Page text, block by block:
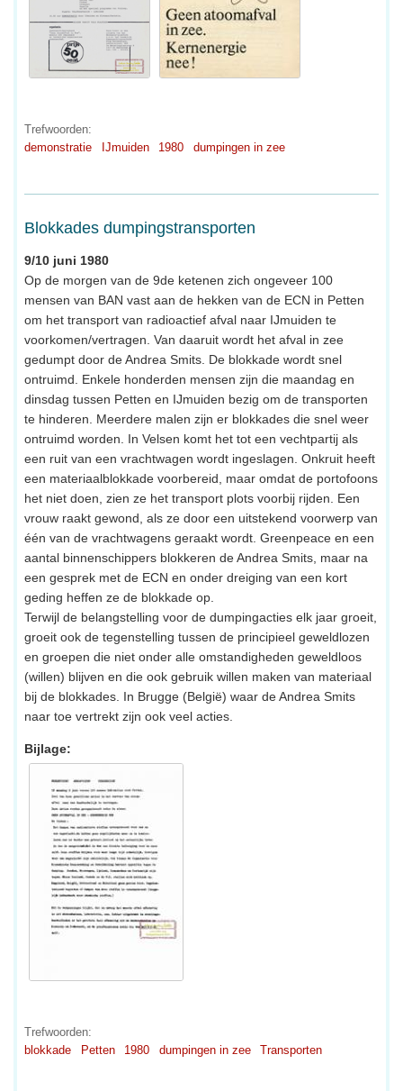
Trefwoorden:
demonstratie
IJmuiden 1980 dumpingen in zee
Blokkades dumpingstransporten
9/10 juni 1980
Op de morgen van de 9de ketenen zich ongeveer 100
mensen van BAN vast aan de hekken van de ECN in Petten
om het transport van radioactief afval naar IJmuiden te
voorkomen/vertragen. Van daaruit wordt het afval in zee
gedumpt door de Andrea Smits. De blokkade wordt snel
ontruimd. Enkele honderden mensen zijn die maandag en
dinsdag tussen Petten en IJmuiden bezig om de transporten
te hinderen. Meerdere malen zijn er blokkades die snel weer
ontruimd worden. In Velsen komt het tot een vechtpartij als
een ruit van een vrachtwagen wordt ingeslagen. Onkruit heeft
een materiaalblokkade voorbereid, maar omdat de portofoons
het niet doen, zien ze het transport plots voorbij rijden. Een
vrouw raakt gewond, als ze door een uitstekend voorwerp van
één van de vrachtwagens geraakt wordt. Greenpeace en een
aantal binnenschippers blokkeren de Andrea Smits, maar na
een gesprek met de ECN en onder dreiging van een kort
geding heffen ze de blokkade op.
Terwijl de belangstelling voor de dumpingacties elk jaar groeit,
groeit ook de tegenstelling tussen de principieel geweldlozen
en groepen die niet onder alle omstandigheden geweldloos
(willen) blijven en die ook gebruik willen maken van materiaal
bij de blokkades. In Brugge (België) waar de Andrea Smits
naar toe vertrekt zijn ook veel acties.
Bijlage:
Trefwoorden:
blokkade
Petten 1980 dumpingen in zee Transporten